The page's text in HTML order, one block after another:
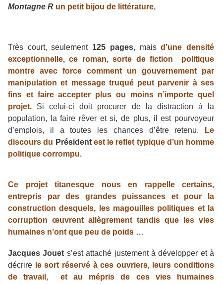
Montagne R un petit bijou de littérature,
Très court, seulement 125 pages, maisd’une densité
exceptionnelle, ce roman, sorte de fiction politique
montre avec force comment un gouvernement par
manipulation et message truqué peut parvenir à ses
fins et faire accepter plus ou moins n’importe quel
projet. Si celui-ci doit procurer de la distraction à la
population, la faire rêver et si, de plus, il est pourvoyeur
d’emplois, il a toutes les chances d’être retenu.
Le
discours du Présidentest le reflet typique d’un homme
politique corrompu.
Ce projet titanesque nous en rappelle certains,
entrepris par des grandes puissances et pour la
construction desquels, les magouilles politiques et la
corruption œuvrent allègrement tandis que les vies
humaines n’ont que peu de poids …
Jacques Jouet s’est attaché justement à développer et à
décrire le sort réservé à ces ouvriers, leurs conditions
de travail, et au mépris de ces vies humaines